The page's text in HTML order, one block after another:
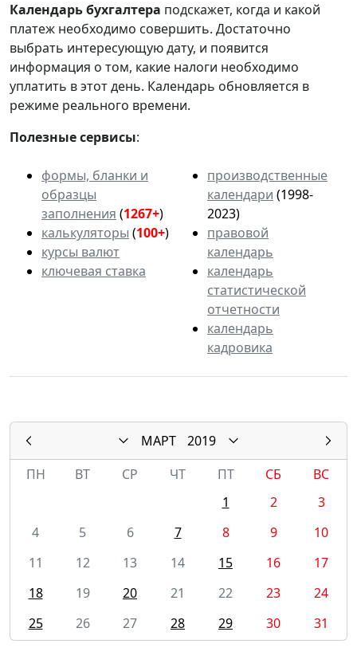
Календарьбухгалтера подскажет, когда и какой
платеж необходимо совершить. Достаточно
выбрать интересующую дату, и появится
информация о том, какие налоги необходимо
уплатить в этот день. Календарь обновляется в
режиме реального времени.
Полезные сервисы:
формы, бланки и
образцы
заполнения (1267+)
калькуляторы (100+)
курсы валют
ключевая ставка
производственные
календари (1998-
2023)
правовой
календарь
календарь
статистической
отчетности
календарь
кадровика
МАРТ
2019
ПН
ВТ СР ЧТ ПТ СБ
ВС
1
2
3
4
5 6 7 8 9
10
11
12 13 14 15 16
17
18
19 20 21 22 23
24
25
26 27 28 29 30 31